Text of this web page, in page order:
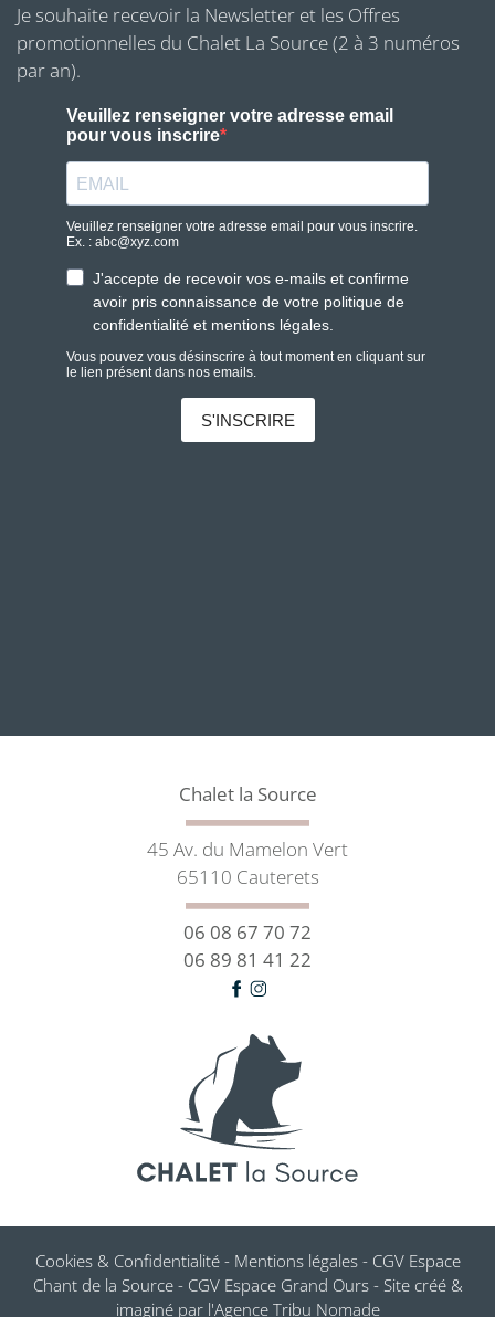
Je souhaite recevoir la Newsletter et les Offres
promotionnelles du Chalet La Source (2 à 3 numéros
par an).
Chalet la Source
45 Av. du Mamelon Vert
65110 Cauterets
06 08 67 70 72
06 89 81 41 22
Cookies & Confidentialité- Mentions légales- CGV Espace
Chant de la Source- CGV Espace Grand Ours- Site créé &
imaginé par l'Agence Tribu Nomade